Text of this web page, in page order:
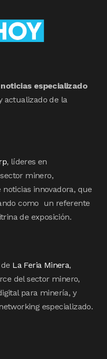
especializado
actualizado de la
, líderes en
minero,
innovadora, que
como un referente
de exposición.
La Feria Minera,
del sector minero,
para minería, y
especializado.